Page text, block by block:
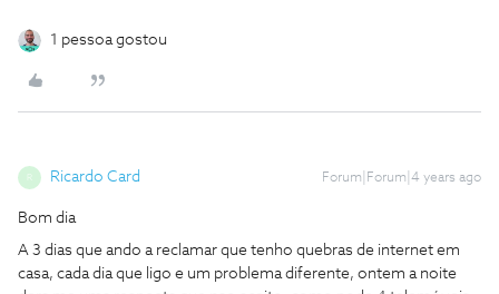
1 pessoa gostou
R Ricardo Card Forum|Forum|4 years ago
Bom dia
A 3 dias que ando a reclamar que tenho quebras de internet em
casa, cada dia que ligo e um problema diferente, ontem a noite